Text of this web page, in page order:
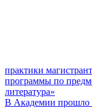
практики
программы по
литература»
В Академии прошло